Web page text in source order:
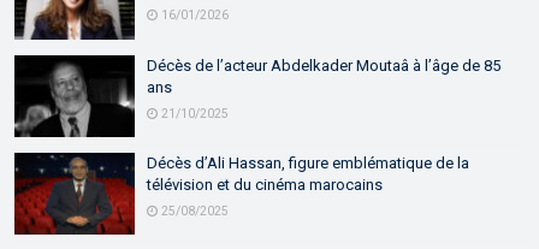
16/01/2026
Décès de l’acteur Abdelkader Moutaâ à l’âge de 85
ans
21/10/2025
Décès d’Ali Hassan, figure emblématique de la
télévision et du cinéma marocains
25/08/2025